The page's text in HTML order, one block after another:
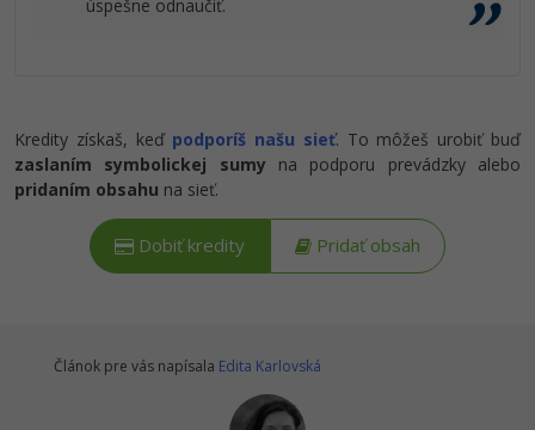
úspešne odnaučiť.
Kredity získaš, keď podporíš našu sieť. To môžeš urobiť buď
zaslaním symbolickej sumy na podporu prevádzky alebo
pridaním obsahu na sieť.
Dobiť kredity Pridať obsah
Článok pre vás napísala Edita Karlovská